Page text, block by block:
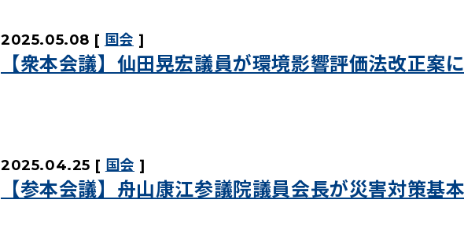
2025.05.08 国会
【衆本会議】仙田晃宏議員が環境影響評価法改正案
2025.04.25 国会
【参本会議】舟山康江参議院議員会長が災害対策基